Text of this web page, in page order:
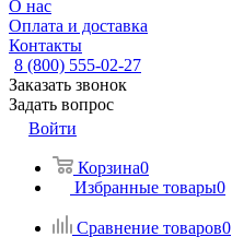
О нас
Оплата и доставка
Контакты
8 (800) 555-02-27
Заказать звонок
Задать вопрос
Войти
Корзина0
Избранные товары0
Сравнение товаров0